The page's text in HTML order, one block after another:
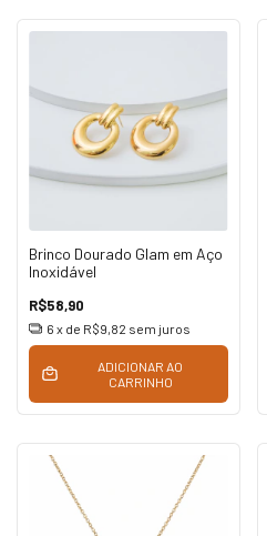
Brinco Dourado Glam em Aço
Inoxidável
R$58,90
6 x de R$9,82 sem juros
ADICIONAR AO
CARRINHO